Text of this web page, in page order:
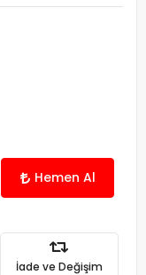
Hemen Al
İade ve Değişim